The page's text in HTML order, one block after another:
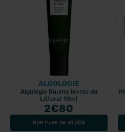
ALGOLOGIE
Algologie Baume lèvres du
Littoral 10ml
2€80
RUPTURE DE STOCK